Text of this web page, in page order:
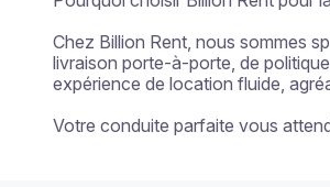
Chez Billion Rent, nous sommes
livraison porte-à-porte, de
expérience de location fluide,
Votre conduite parfaite vous